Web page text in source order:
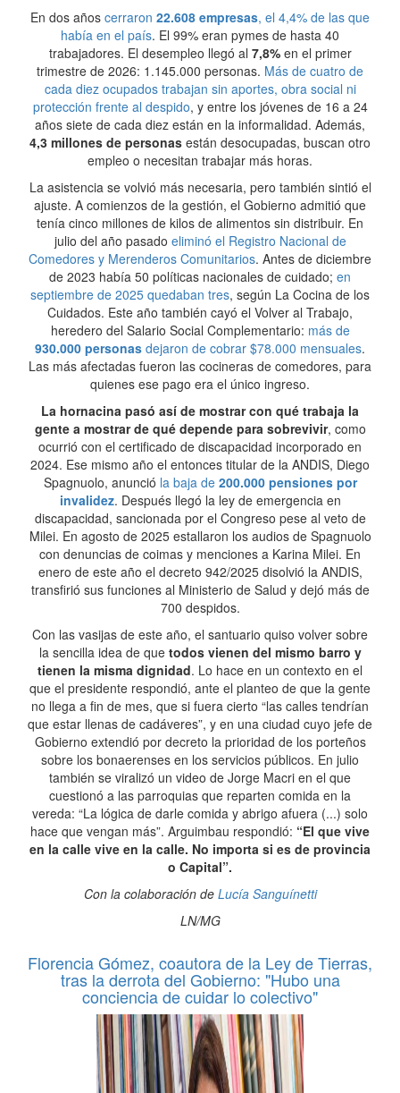
En dos años cerraron 22.608 empresas, el 4,4% de las que
había en el país. El 99% eran pymes de hasta 40
trabajadores. El desempleo llegó al 7,8%en el primer
trimestre de 2026: 1.145.000 personas. Más de cuatro de
cada diez ocupados trabajan sin aportes, obra social ni
protección frente al despido, y entre los jóvenes de 16 a 24
años siete de cada diez están en la informalidad. Además,
4,3 millones de personas están desocupadas, buscan otro
empleo o necesitan trabajar más horas.
La asistencia se volvió más necesaria, pero también sintió el
ajuste. A comienzos de la gestión, el Gobierno admitió que
tenía cinco millones de kilos de alimentos sin distribuir. En
julio del año pasado eliminó el Registro Nacional de
Comedores y Merenderos Comunitarios. Antes de diciembre
de 2023 había 50 políticas nacionales de cuidado; en
septiembre de 2025 quedaban tres, según La Cocina de los
Cuidados. Este año también cayó el Volver al Trabajo,
heredero del Salario Social Complementario: más de
930.000 personas dejaron de cobrar $78.000 mensuales.
Las más afectadas fueron las cocineras de comedores, para
quienes ese pago era el único ingreso.
La hornacina pasó así de mostrar con qué trabaja la
gente a mostrar de qué depende para sobrevivir, como
ocurrió con el certificado de discapacidad incorporado en
2024. Ese mismo año el entonces titular de la ANDIS, Diego
Spagnuolo, anunció la baja de 200.000 pensiones por
invalidez. Después llegó la ley de emergencia en
discapacidad, sancionada por el Congreso pese al veto de
Milei. En agosto de 2025 estallaron los audios de Spagnuolo
con denuncias de coimas y menciones a Karina Milei. En
enero de este año el decreto 942/2025 disolvió la ANDIS,
transfirió sus funciones al Ministerio de Salud y dejó más de
700 despidos.
Con las vasijas de este año, el santuario quiso volver sobre
la sencilla idea de que todos vienen del mismo barro y
tienen la misma dignidad. Lo hace en un contexto en el
que el presidente respondió, ante el planteo de que la gente
no llega a fin de mes, que si fuera cierto “las calles tendrían
que estar llenas de cadáveres”, y en una ciudad cuyo jefe de
Gobierno extendió por decreto la prioridad de los porteños
sobre los bonaerenses en los servicios públicos. En julio
también se viralizó un video de Jorge Macri en el que
cuestionó a las parroquias que reparten comida en la
vereda: “La lógica de darle comida y abrigo afuera (...) solo
hace que vengan más”. Arguimbau respondió: “El que vive
en la calle vive en la calle. No importa si es de provincia
o Capital”.
Con la colaboración de Lucía Sanguínetti
LN/MG
Florencia Gómez, coautora de la Ley de Tierras,
tras la derrota del Gobierno: "Hubo una
conciencia de cuidar lo colectivo"